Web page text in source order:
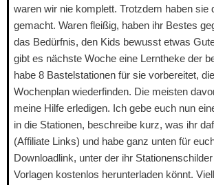
waren wir nie komplett. Trotzdem haben sie
gemacht. Waren fleißig, haben ihr Bestes
das Bedürfnis, den Kids bewusst etwas
gibt es nächste Woche eine Lerntheke der
habe 8 Bastelstationen für sie vorbereitet,
Wochenplan wiederfinden. Die meisten
meine Hilfe erledigen. Ich gebe euch nun
in die Stationen, beschreibe kurz, was ihr
(Affiliate Links) und habe ganz unten für
Downloadlink, unter der ihr
Vorlagen kostenlos herunterladen könnt.